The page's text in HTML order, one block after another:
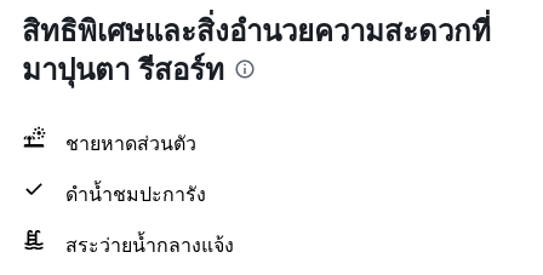
สิทธิพิเศษและสิ่งอำนวยความสะดวกที่
มาปุนตา รีสอร์ท
ชายหาดส่วนตัว
ดำน้ำชมปะการัง
สระว่ายน้ำกลางแจ้ง